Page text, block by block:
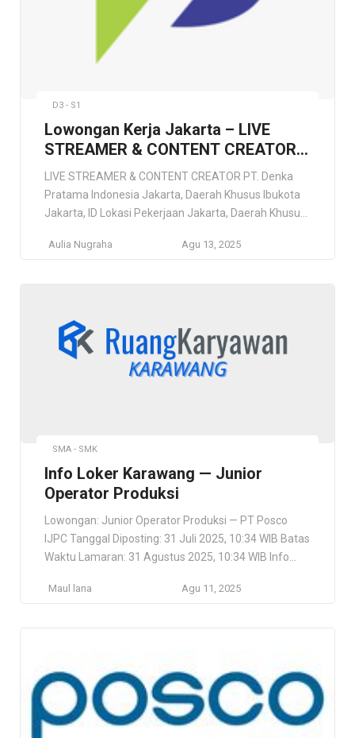
D3 - S1
Lowongan Kerja Jakarta – LIVE
STREAMER & CONTENT CREATOR,
PT. Denka Pratama Indonesia
LIVE STREAMER & CONTENT CREATOR PT. Denka
Pratama Indonesia Jakarta, Daerah Khusus Ibukota
Jakarta, ID Lokasi Pekerjaan Jakarta, Daerah Khusus
Pratama Indonesia adalah perusahaan yang telah
dalam industri […]
Aulia Nugraha Agu 13, 2025
SMA - SMK
Info Loker Karawang — Junior
Operator Produksi
Lowongan: Junior Operator Produksi — PT Posco
IJPC Tanggal Diposting: 31 Juli 2025, 10:34 WIB Batas
Waktu Lamaran: 31 Agustus 2025, 10:34 WIB Info
Posco IJPC Perusahaan joint venture antara POSCO
Maul lana Agu 11, 2025